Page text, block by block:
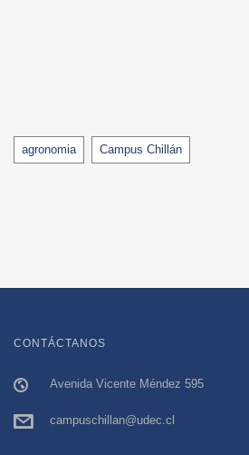
Tags
agronomia Campus Chillán
CONTÁCTANOS
Avenida Vicente Méndez 595
campuschillan@udec.cl